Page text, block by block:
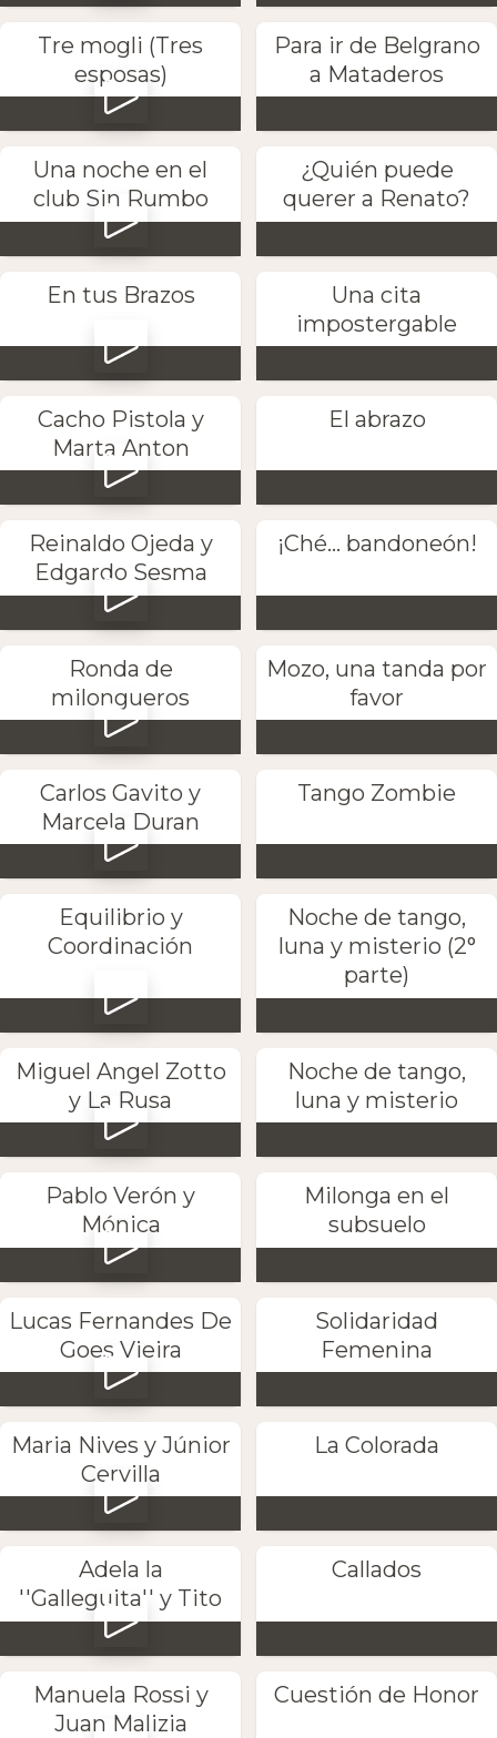
Tre mogli (Tres
esposas)
Para ir de Belgrano
a Mataderos
Una noche en el
club Sin Rumbo
¿Quién puede
querer a Renato?
En tus Brazos
Una cita
impostergable
Cacho Pistola y
Marta Anton
El abrazo
Reinaldo Ojeda y
Edgardo Sesma
¡Ché... bandoneón!
Ronda de
milongueros
Mozo, una tanda por
favor
Carlos Gavito y
Marcela Duran
Tango Zombie
Equilibrio y
Coordinación
Noche de tango,
luna y misterio (2°
parte)
Miguel Angel Zotto
y La Rusa
Noche de tango,
luna y misterio
Pablo Verón y
Mónica
Milonga en el
subsuelo
Lucas Fernandes De
Goes Vieira
Solidaridad
Femenina
Maria Nives y Júnior
Cervilla
La Colorada
Adela la
''Galleguita'' y Tito
Callados
Manuela Rossi y
Juan Malizia
Cuestión de Honor